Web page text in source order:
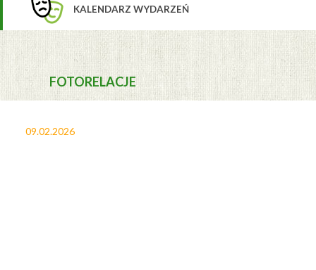
KALENDARZ WYDARZEŃ
FOTORELACJE
09.02.2026